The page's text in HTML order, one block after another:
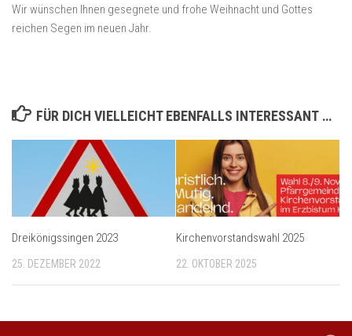
Wir wünschen Ihnen gesegnete und frohe Weihnacht und Gottes
reichen Segen im neuen Jahr.
FÜR DICH VIELLEICHT EBENFALLS INTERESSANT …
Dreikönigssingen 2023
25. DEZEMBER 2022
Kirchenvorstandswahl 2025
22. OKTOBER 2025